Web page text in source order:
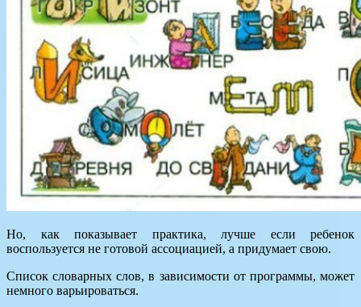
Но, как показывает практика, лучше если ребенок
воспользуется не готовой ассоциацией, а придумает свою.
Список словарных слов, в зависимости от программы, может
немного варьироваться.